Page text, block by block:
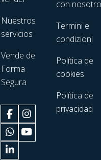
Nuestros
servicios
Vende de
Forma
Segura
con
Termini e
condizioni
Política de
cookies
Política de
privacidad